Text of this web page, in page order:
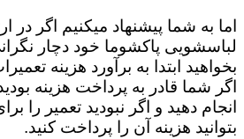
اما به شما پیشنهاد میکنیم اگر در
لباسشویی پاکشوما خود دچار
بخواهید ابتدا به برآورد هزینه
اگر شما قادر به پرداخت هزینه
انجام دهید و اگر نبودید تعمیر را
بتوانید هزینه آن را پرداخت کنید.